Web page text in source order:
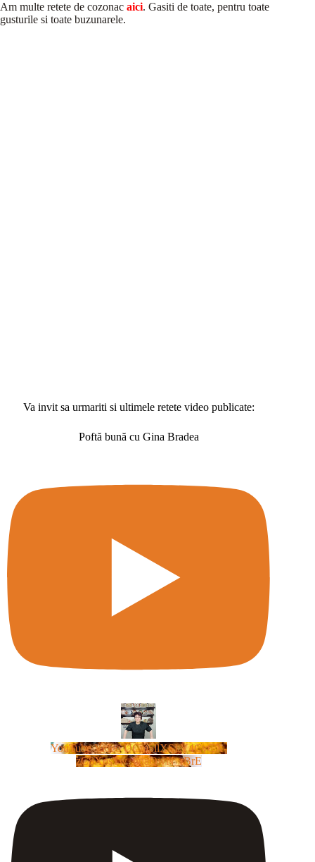
Am multe retete de cozonac aici. Gasiti de toate, pentru toate
gusturile si toate buzunarele.
Va invit sa urmariti si ultimele retete video publicate:
Poftă bună cu Gina Bradea
YouTube Video UCm5llXSLY4CyCX-
zC8XosTw_huaQwN_rBrE